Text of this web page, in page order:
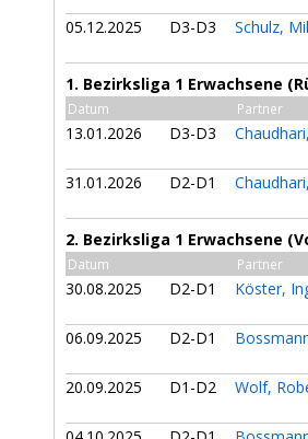
05.12.2025 D3-D3 Schulz,
1. Bezirksliga 1 Erwachsene
Datum Partner
13.01.2026 D3-D3
31.01.2026 D2-D1
2. Bezirksliga 1 Erwachsene
Datum Partner
30.08.2025 D2-D1 Köster,
06.09.2025 D2-D1
20.09.2025 D1-D2 Wolf,